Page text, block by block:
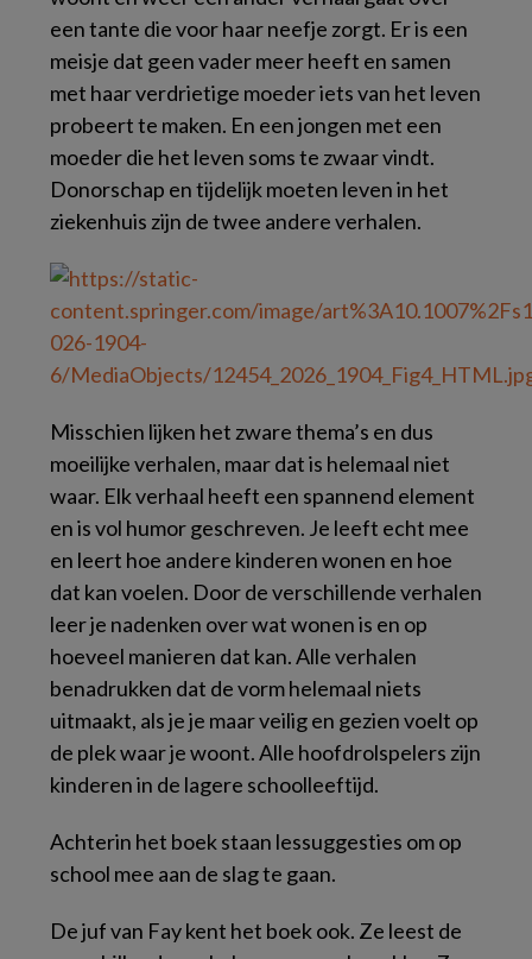
een tante die voor haar neefje zorgt. Er is een
meisje dat geen vader meer heeft en samen
met haar verdrietige moeder iets van het leven
probeert te maken. En een jongen met een
moeder die het leven soms te zwaar vindt.
Donorschap en tijdelijk moeten leven in het
ziekenhuis zijn de twee andere verhalen.
Misschien lijken het zware thema’s en dus
moeilijke verhalen, maar dat is helemaal niet
waar. Elk verhaal heeft een spannend element
en is vol humor geschreven. Je leeft echt mee
en leert hoe andere kinderen wonen en hoe
dat kan voelen. Door de verschillende verhalen
leer je nadenken over wat wonen is en op
hoeveel manieren dat kan. Alle verhalen
benadrukken dat de vorm helemaal niets
uitmaakt, als je je maar veilig en gezien voelt op
de plek waar je woont. Alle hoofdrolspelers zijn
kinderen in de lagere schoolleeftijd.
Achterin het boek staan lessuggesties om op
school mee aan de slag te gaan.
De juf van Fay kent het boek ook. Ze leest de